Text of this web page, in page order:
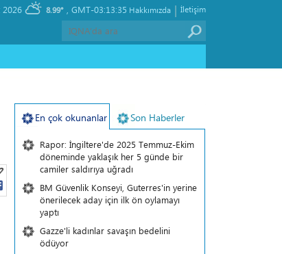
GMT-03:13:35
8.99° İletişim
|
Hakkımızda
En çok okunanlar Son Haberler
Rapor: İngiltere'de 2025 Temmuz-Ekim
döneminde yaklaşık her 5 günde bir
camiler saldırıya uğradı
BM Güvenlik Konseyi, Guterres'in yerine
önerilecek aday için ilk ön oylamayı
yaptı
Gazze'li kadınlar savaşın bedelini
ödüyor